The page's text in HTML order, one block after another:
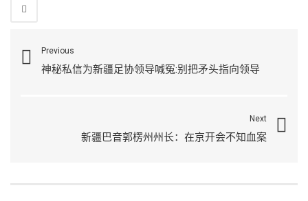
Previous
神秘私信为新疆足协领导喊冤:别把矛头指向领导
Next
新疆巴音郭楞州州长：在京开会不知血案